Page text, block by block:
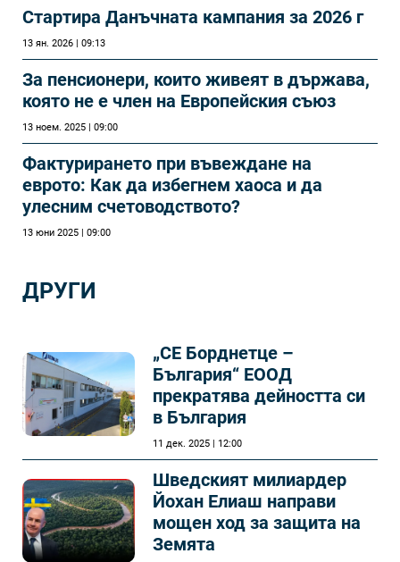
Стартира Данъчната кампания за 2026 г
13 ян. 2026 | 09:13
За пенсионери, които живеят в държава,
която не е член на Европейския съюз
13 ноем. 2025 | 09:00
Фактурирането при въвеждане на
еврото: Как да избегнем хаоса и да
улесним счетоводството?
13 юни 2025 | 09:00
ДРУГИ
„СЕ Борднетце –
България“ ЕООД
прекратява дейността си
в България
11 дек. 2025 | 12:00
Шведският милиардер
Йохан Елиаш направи
мощен ход за защита на
Земята